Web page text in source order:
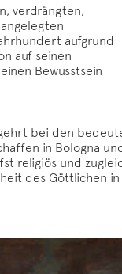
verdrängten,
aufgrund
auf seinen
Bewusstsein
bei den
in Bologna
religiös und
des Göttlichen